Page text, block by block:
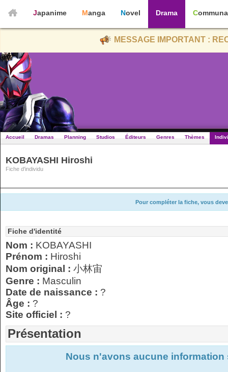
Japanime Manga Novel Drama
MESSAGE IMPORTANT :
Accueil Dramas Planning Studios Éditeurs Genres Thèmes
KOBAYASHI Hiroshi
Fiche d'individu
Pour compléter la fiche, vous
Fiche d'identité
Nom : KOBAYASHI
Prénom : Hiroshi
Nom original : 小林宙
Genre : Masculin
Date de naissance : ?
Âge : ?
Site officiel : ?
Présentation
Nous n'avons aucune